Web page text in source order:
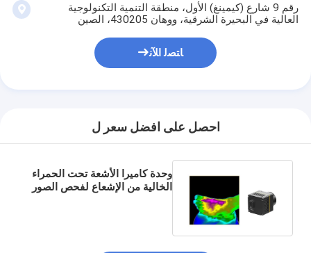
رقم 9 شارع (كيمينغ) الأول، منطقة التنمية التكنولوجية
العالية في البحيرة الشرقية، ووهان 430205، الصين
ﺎﺘﺼﻟ ﺍﻶﻧ
احصل على افضل سعر ل
وحدة كاميرا الأشعة تحت الحمراء
الخالية من الإشعاع لفحص الصور